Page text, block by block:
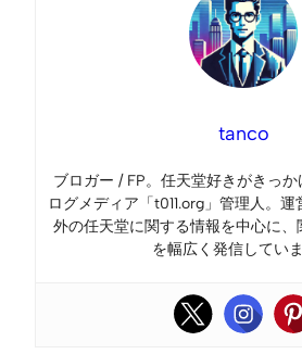
tanco
ブロガー / FP。任天堂好きがきっ
ログメディア「t011.org」管理人。
外の任天堂に関する情報を中心に、
を幅広く発信していま